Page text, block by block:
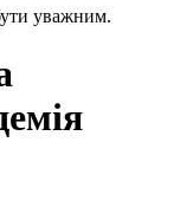
уважним.